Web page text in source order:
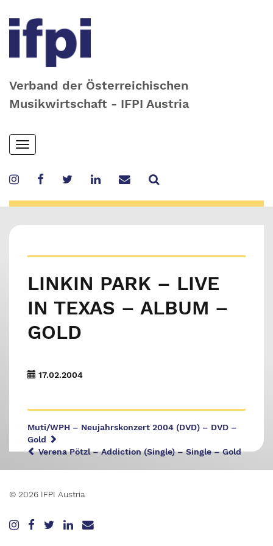
Verband der Österreichischen
Musikwirtschaft - IFPI Austria
Skip
to
content
Toggle
navigation
LINKIN PARK – LIVE
IN TEXAS – ALBUM –
GOLD
17.02.2004
Muti/WPH – Neujahrskonzert 2004 (DVD) – DVD –
Gold
Verena Pötzl – Addiction (Single) – Single – Gold
© 2026 IFPI Austria